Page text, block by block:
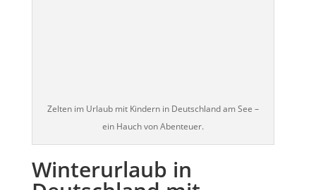
Zelten im Urlaub mit Kindern in Deutschland am See –
ein Hauch von Abenteuer.
Winterurlaub in